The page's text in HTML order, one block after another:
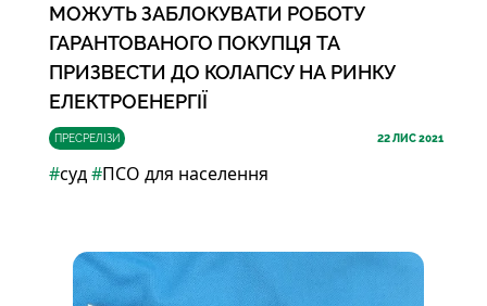
ПРЕСРЕЛІЗИ 22ЛИС 2021
МОЖУТЬ ЗАБЛОКУВАТИ РОБОТУ
ГАРАНТОВАНОГО ПОКУПЦЯ ТА
ПРИЗВЕСТИ ДО КОЛАПСУ НА РИНКУ
ЕЛЕКТРОЕНЕРГІЇ
#суд#ПСО для населення